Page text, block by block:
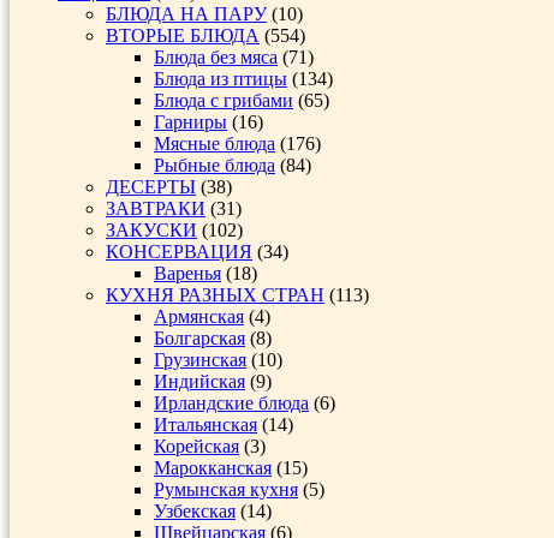
БЛЮДА НА ПАРУ(10)
ВТОРЫЕ БЛЮДА (554)
Блюда без мяса (71)
Блюда из птицы (134)
Блюда с грибами (65)
Гарниры (16)
Мясные блюда (176)
Рыбные блюда (84)
ДЕСЕРТЫ (38)
ЗАВТРАКИ (31)
ЗАКУСКИ (102)
КОНСЕРВАЦИЯ (34)
Варенья (18)
КУХНЯ РАЗНЫХ СТРАН (113)
Армянская (4)
Болгарская (8)
Грузинская (10)
Индийская (9)
Ирландские блюда (6)
Итальянская (14)
Корейская (3)
Марокканская (15)
Румынская кухня (5)
Узбекская (14)
Швейцарская (6)